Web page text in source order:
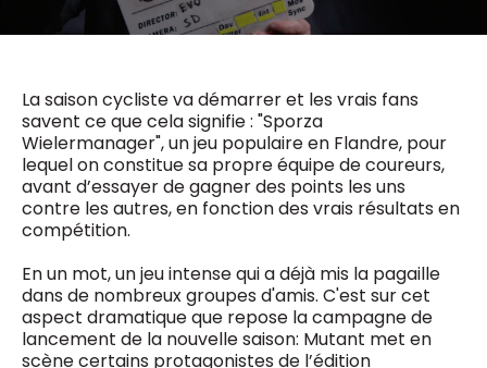
La saison cycliste va démarrer et les vrais fans
savent ce que cela signifie : "Sporza
Wielermanager", un jeu populaire en Flandre, pour
lequel on constitue sa propre équipe de coureurs,
avant d’essayer de gagner des points les uns
contre les autres, en fonction des vrais résultats en
compétition.
En un mot, un jeu intense qui a déjà mis la pagaille
dans de nombreux groupes d'amis. C'est sur cet
aspect dramatique que repose la campagne de
lancement de la nouvelle saison: Mutant met en
scène certains protagonistes de l’édition
0498 88 64 89
f.bouchar@mm.be
Chief Editor
Griet Byl
0475 97 12 57
g.byl@mm.be
Chief Editor
Damien Lemaire
0477 37 31 65
d.lemaire@mm.be
NOTRE CONTENU DIGITAL :
Daily
Freemium
access
5 x week
MM e - News
1 x week
MM Brunch
1 x week
10 x year
Research
10 x year
MM Blue
4 x year
MM Magazine
(digital)